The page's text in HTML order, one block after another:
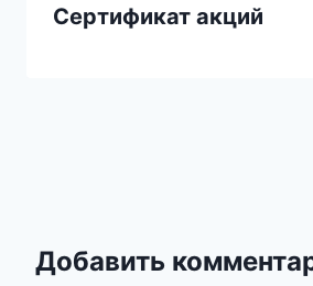
Сертификат акций
Добавить